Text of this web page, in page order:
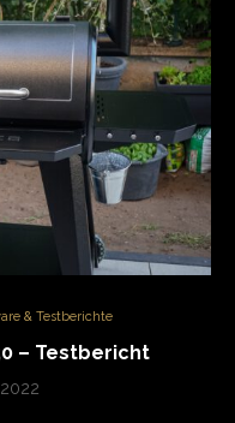
& Testberichte
– Testbericht